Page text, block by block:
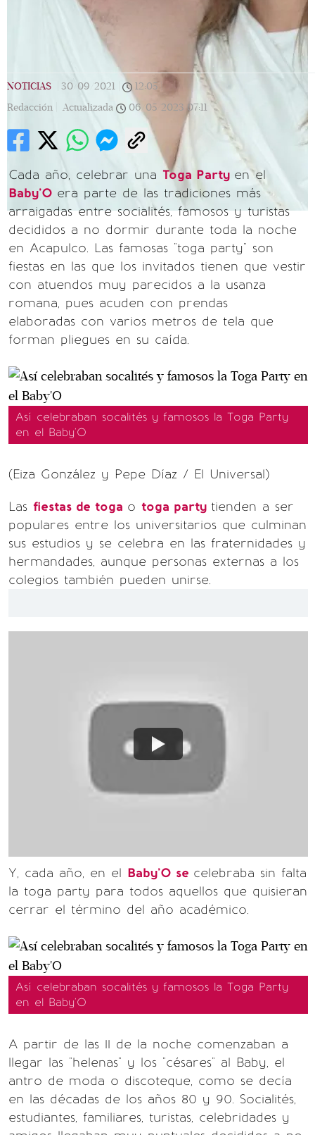
NOTICIAS 30/09/2021 12:05
Redacción |
Actualizada 06/05/2023 07:11
Cada año, celebrar una Toga Party en el
Baby'O era parte de las tradiciones más
arraigadas entre socialités, famosos y turistas
decididos a no dormir durante toda la noche
en Acapulco. Las famosas "toga party" son
fiestas en las que los invitados tienen que vestir
con atuendos muy parecidos a la usanza
romana, pues acuden con prendas
elaboradas con varios metros de tela que
forman pliegues en su caída.
Así celebraban socalités y famosos la Toga Party
en el Baby'O
(Eiza González y Pepe Díaz / El Universal)
Las fiestas de toga o toga party tienden a ser
populares entre los universitarios que culminan
sus estudios y se celebra en las fraternidades y
hermandades, aunque personas externas a los
colegios también pueden unirse.
Y, cada año, en el Baby'O se celebraba sin falta
la toga party para todos aquellos que quisieran
cerrar el término del año académico.
Así celebraban socalités y famosos la Toga Party
en el Baby'O
A partir de las 11 de la noche comenzaban a
llegar las "helenas" y los "césares" al Baby, el
antro de moda o discoteque, como se decía
en las décadas de los años 80 y 90. Socialités,
estudiantes, familiares, turistas, celebridades y